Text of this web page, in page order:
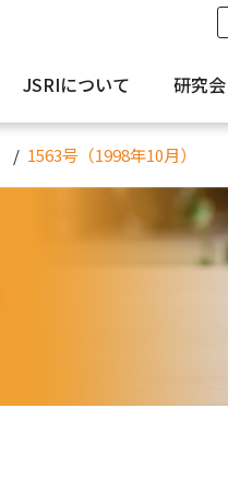
JSRIについて 研究会
1563号（1998年10月）